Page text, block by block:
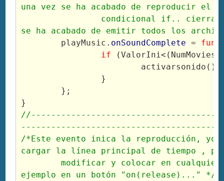
una vez se ha acabado de reproducir el
se ha acabado de emitir todos los
	playMusic.
onSoundComplete =
if
			activarsonido();
		}
	};
}
/*Este evento inica la reproducción, yo
cargar la línea principal de tiempo ,
	modificar y colocar en cualquier otro evento, por
ejemplo en un botón "on(release)..." */